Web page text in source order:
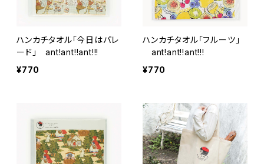
ハンカチタオル「今日はパレ
ード」 ant!ant!!ant!!!
¥770
ハンカチタオル「フルーツ」
ant!ant!!ant!!!
¥770